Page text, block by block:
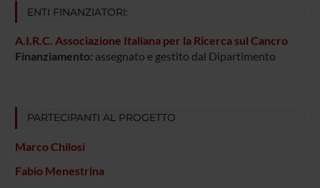
ENTI FINANZIATORI:
A.I.R.C. Associazione Italiana per la Ricerca sul Cancro
Finanziamento: assegnato e gestito dal Dipartimento
PARTECIPANTI AL PROGETTO
Marco Chilosi
Fabio Menestrina